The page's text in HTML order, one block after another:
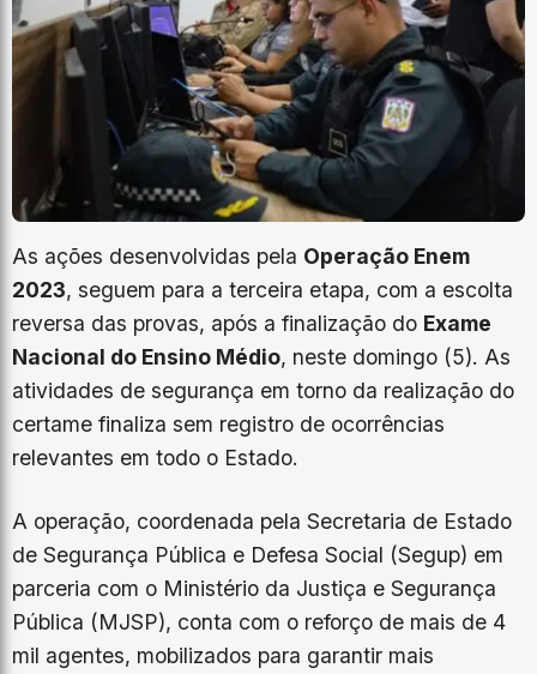
As ações desenvolvidas pela Operação Enem
2023, seguem para a terceira etapa, com a escolta
reversa das provas, após a finalização do Exame
Nacional do Ensino Médio, neste domingo (5). As
atividades de segurança em torno da realização do
certame finaliza sem registro de ocorrências
relevantes em todo o Estado.
A operação, coordenada pela Secretaria de Estado
de Segurança Pública e Defesa Social (Segup) em
parceria com o Ministério da Justiça e Segurança
Pública (MJSP), conta com o reforço de mais de 4
mil agentes, mobilizados para garantir mais